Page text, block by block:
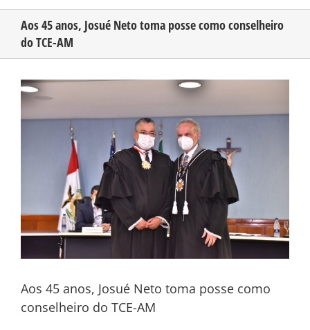
CONHEÇA O AMAZONAS
PUBLICIDADE
Aos 45 anos, Josué Neto toma posse como conselheiro
do TCE-AM
View
Larger
Aos 45 anos, Josué Neto toma posse como
conselheiro do TCE-AM